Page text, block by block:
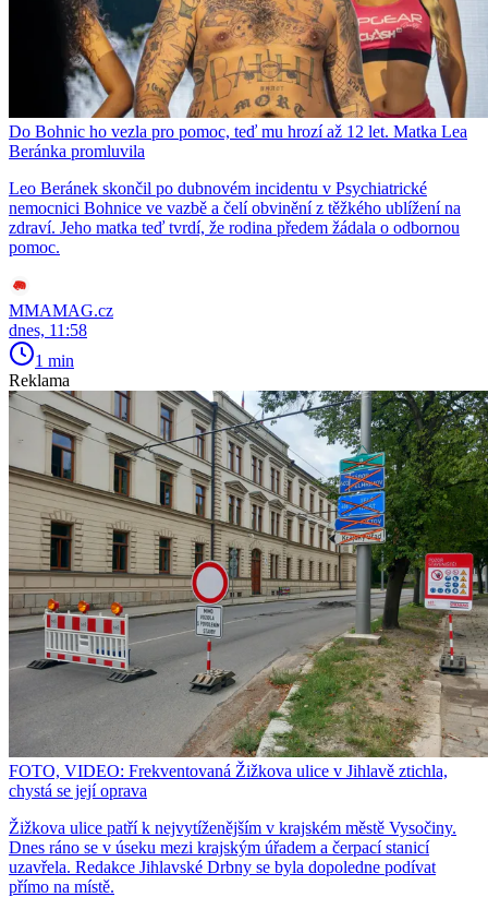
Do Bohnic ho vezla pro pomoc, teď mu hrozí až 12 let. Matka Lea
Beránka promluvila
Leo Beránek skončil po dubnovém incidentu v Psychiatrické
nemocnici Bohnice ve vazbě a čelí obvinění z těžkého ublížení na
zdraví. Jeho matka teď tvrdí, že rodina předem žádala o odbornou
pomoc.
MMAMAG.cz
dnes, 11:58
1 min
Reklama
FOTO, VIDEO: Frekventovaná Žižkova ulice v Jihlavě ztichla,
chystá se její oprava
Žižkova ulice patří k nejvytíženějším v krajském městě Vysočiny.
Dnes ráno se v úseku mezi krajským úřadem a čerpací stanicí
uzavřela. Redakce Jihlavské Drbny se byla dopoledne podívat
přímo na místě.